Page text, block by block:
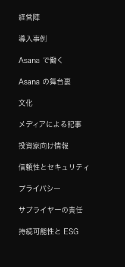
経営陣
導入事例
Asana で働く
Asana の舞台裏
文化
メディアによる記事
投資家向け情報
信頼性とセキュリティ
プライバシー
サプライヤーの責任
持続可能性と ESG